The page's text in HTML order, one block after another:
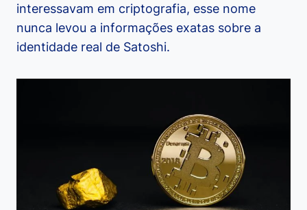
interessavam em criptografia, esse nome
nunca levou a informações exatas sobre a
identidade real de Satoshi.